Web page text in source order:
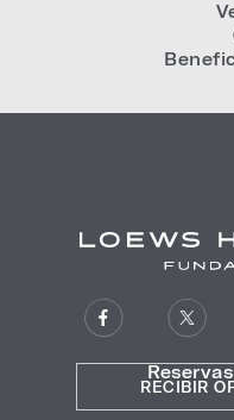
Reservas
RECIBIR